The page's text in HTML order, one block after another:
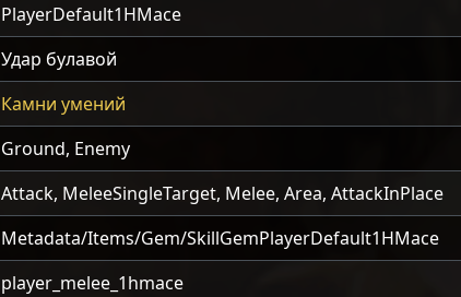
PlayerDefault1HMace
Удар булавой
Камни умений
Ground, Enemy
Attack, MeleeSingleTarget, Melee, Area, AttackInPlace
Metadata/Items/Gem/SkillGemPlayerDefault1HMace
player_melee_1hmace